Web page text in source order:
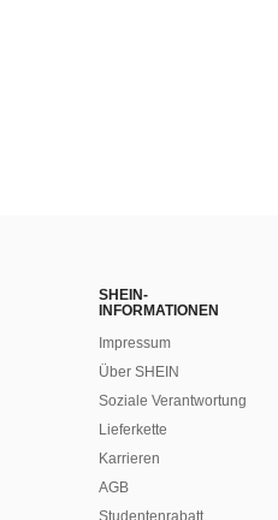
SHEIN-
INFORMATIONEN
Impressum
Über SHEIN
Soziale Verantwortung
Lieferkette
Karrieren
AGB
Studentenrabatt